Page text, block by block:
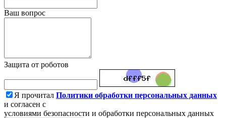
Ваш вопрос
Защита от роботов
Я прочитал Политики обработки персональных данных
и согласен с
условиями безопасности и обработки персональных данных